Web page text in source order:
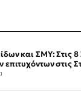
και ΣΜΥ: Στις 8
επιτυχόντων στις